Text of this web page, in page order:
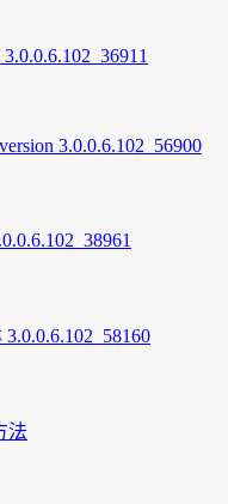
3.0.0.6.102_56900
法